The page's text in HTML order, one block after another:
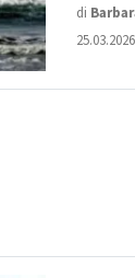
di
25.03.2026